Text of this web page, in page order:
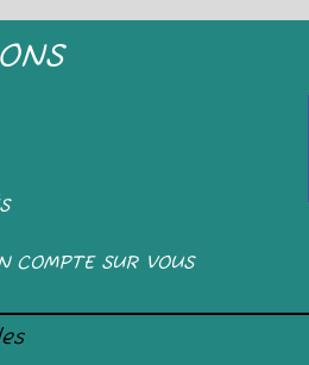
COMPTE SUR VOUS